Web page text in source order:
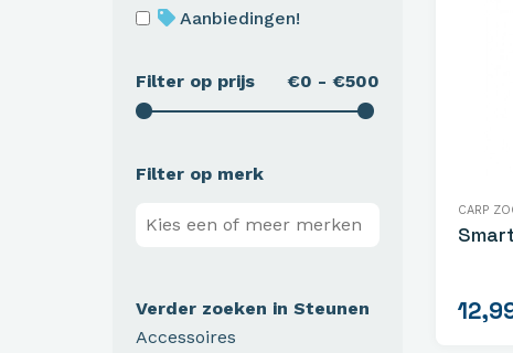
Aanbiedingen!
€0 - €500
Filter op prijs
Filter op merk
Verder zoeken in Steunen
Accessoires
CARP